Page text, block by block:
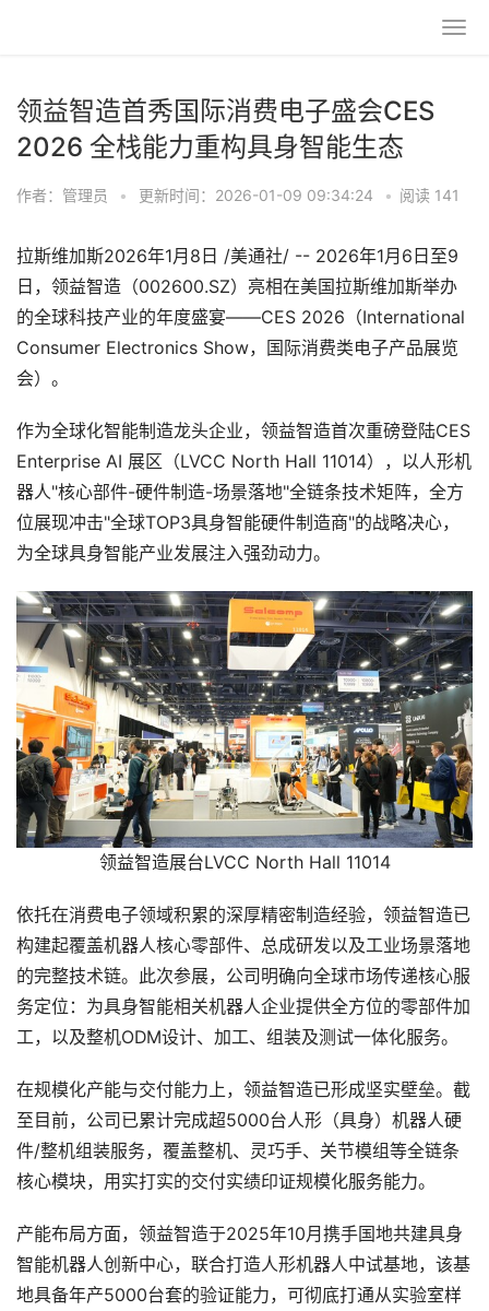
领益智造首秀国际消费电子盛会CES
2026 全栈能力重构具身智能生态
作者：管理员 • 更新时间：2026-01-09 09:34:24 • 阅读 141
拉斯维加斯2026年1月8日 /美通社/ -- 2026年1月6日至9
日，领益智造（002600.SZ）亮相在美国拉斯维加斯举办
的全球科技产业的年度盛宴——CES 2026（International
Consumer Electronics Show，国际消费类电子产品展览
会）。
作为全球化智能制造龙头企业，领益智造首次重磅登陆CES
Enterprise AI 展区（LVCC North Hall 11014），以人形机
器人"核心部件-硬件制造-场景落地"全链条技术矩阵，全方
位展现冲击"全球TOP3具身智能硬件制造商"的战略决心，
为全球具身智能产业发展注入强劲动力。
领益智造展台LVCC North Hall 11014
依托在消费电子领域积累的深厚精密制造经验，领益智造已
构建起覆盖机器人核心零部件、总成研发以及工业场景落地
的完整技术链。此次参展，公司明确向全球市场传递核心服
务定位：为具身智能相关机器人企业提供全方位的零部件加
工，以及整机ODM设计、加工、组装及测试一体化服务。
在规模化产能与交付能力上，领益智造已形成坚实壁垒。截
至目前，公司已累计完成超5000台人形（具身）机器人硬
件/整机组装服务，覆盖整机、灵巧手、关节模组等全链条
核心模块，用实打实的交付实绩印证规模化服务能力。
产能布局方面，领益智造于2025年10月携手国地共建具身
智能机器人创新中心，联合打造人形机器人中试基地，该基
地具备年产5000台套的验证能力，可彻底打通从实验室样